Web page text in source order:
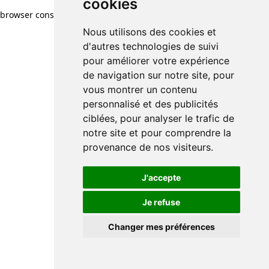
cookies
Nous utilisons des cookies et
d'autres technologies de suivi
pour améliorer votre expérience
de navigation sur notre site, pour
vous montrer un contenu
personnalisé et des publicités
ciblées, pour analyser le trafic de
notre site et pour comprendre la
provenance de nos visiteurs.
J'accepte
Je refuse
Changer mes préférences
cookies
Nous utilisons des cookies et
d'autres technologies de suivi
pour améliorer votre expérience
de navigation sur notre site, pour
vous montrer un contenu
personnalisé et des publicités
ciblées, pour analyser le trafic de
notre site et pour comprendre la
provenance de nos visiteurs.
J'accepte
Je refuse
Changer mes préférences
browser console for more information)